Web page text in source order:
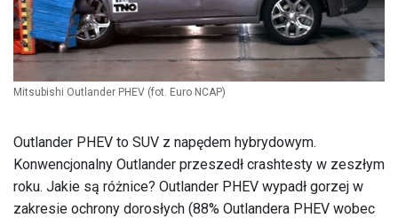
Mitsubishi Outlander PHEV (fot. Euro NCAP)
Outlander PHEV to SUV z napędem hybrydowym.
Konwencjonalny Outlander przeszedł crashtesty w zeszłym
roku. Jakie są różnice? Outlander PHEV wypadł gorzej w
zakresie ochrony dorosłych (88% Outlandera PHEV wobec